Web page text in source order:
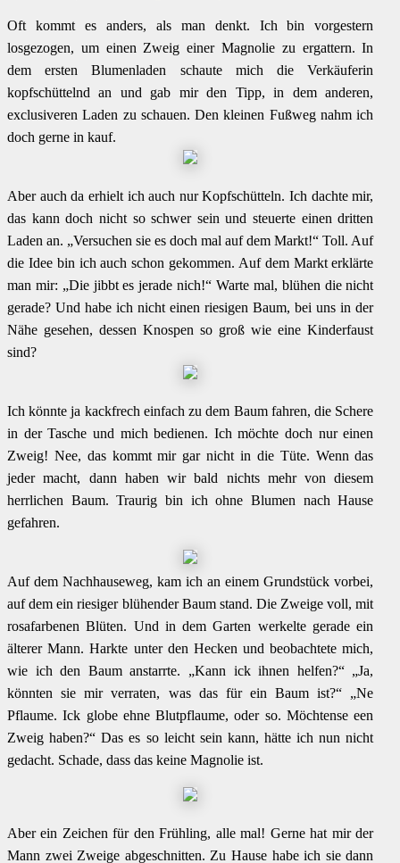
Oft kommt es anders, als man denkt. Ich bin vorgestern
losgezogen, um einen Zweig einer Magnolie zu ergattern. In
dem ersten Blumenladen schaute mich die Verkäuferin
kopfschüttelnd an und gab mir den Tipp, in dem anderen,
exclusiveren Laden zu schauen. Den kleinen Fußweg nahm ich
doch gerne in kauf.
Aber auch da erhielt ich auch nur Kopfschütteln. Ich dachte mir,
das kann doch nicht so schwer sein und steuerte einen dritten
Laden an. „Versuchen sie es doch mal auf dem Markt!“ Toll. Auf
die Idee bin ich auch schon gekommen. Auf dem Markt erklärte
man mir: „Die jibbt es jerade nich!“ Warte mal, blühen die nicht
gerade? Und habe ich nicht einen riesigen Baum, bei uns in der
Nähe gesehen, dessen Knospen so groß wie eine Kinderfaust
sind?
Ich könnte ja kackfrech einfach zu dem Baum fahren, die Schere
in der Tasche und mich bedienen. Ich möchte doch nur einen
Zweig! Nee, das kommt mir gar nicht in die Tüte. Wenn das
jeder macht, dann haben wir bald nichts mehr von diesem
herrlichen Baum. Traurig bin ich ohne Blumen nach Hause
gefahren.
Auf dem Nachhauseweg, kam ich an einem Grundstück vorbei,
auf dem ein riesiger blühender Baum stand. Die Zweige voll, mit
rosafarbenen Blüten. Und in dem Garten werkelte gerade ein
älterer Mann. Harkte unter den Hecken und beobachtete mich,
wie ich den Baum anstarrte. „Kann ick ihnen helfen?“ „Ja,
könnten sie mir verraten, was das für ein Baum ist?“ „Ne
Pflaume. Ick globe ehne Blutpflaume, oder so. Möchtense een
Zweig haben?“ Das es so leicht sein kann, hätte ich nun nicht
gedacht. Schade, dass das keine Magnolie ist.
Aber ein Zeichen für den Frühling, alle mal! Gerne hat mir der
Mann zwei Zweige abgeschnitten. Zu Hause habe ich sie dann